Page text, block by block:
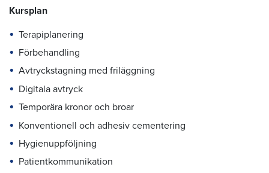
Kursplan
Terapiplanering
Förbehandling
Avtryckstagning med friläggning
Digitala avtryck
Temporära kronor och broar
Konventionell och adhesiv cementering
Hygienuppföljning
Patientkommunikation